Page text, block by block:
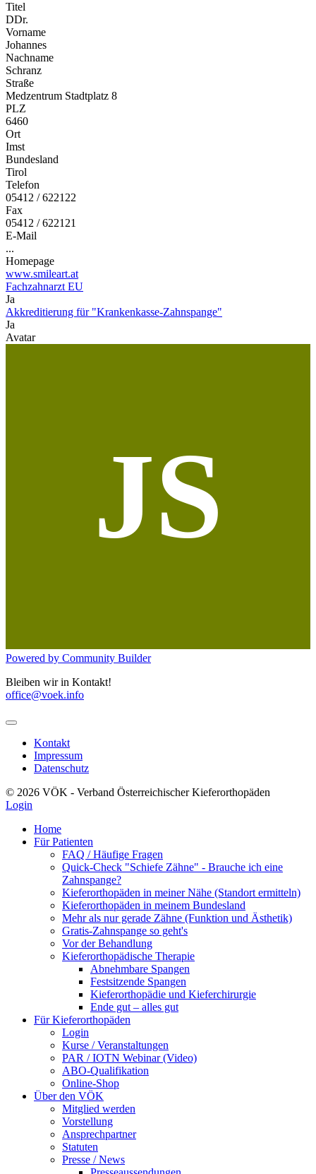
Titel
DDr.
Vorname
Johannes
Nachname
Schranz
Straße
Medzentrum Stadtplatz 8
PLZ
6460
Ort
Imst
Bundesland
Tirol
Telefon
05412 / 622122
Fax
05412 / 622121
E-Mail
...
Homepage
www.smileart.at
Fachzahnarzt EU
Ja
Akkreditierung für "Krankenkasse-Zahnspange"
Ja
Avatar
JS
Powered by Community Builder
Bleiben wir in Kontakt!
office@voek.info
Kontakt
Impressum
Datenschutz
© 2026 VÖK - Verband Österreichischer Kieferorthopäden
Login
Home
Für Patienten
FAQ / Häufige Fragen
Quick-Check "Schiefe Zähne" - Brauche ich eine
Zahnspange?
Kieferorthopäden in meiner Nähe (Standort ermitteln)
Kieferorthopäden in meinem Bundesland
Mehr als nur gerade Zähne (Funktion und Ästhetik)
Gratis-Zahnspange so geht's
Vor der Behandlung
Kieferorthopädische Therapie
Abnehmbare Spangen
Festsitzende Spangen
Kieferorthopädie und Kieferchirurgie
Ende gut – alles gut
Für Kieferorthopäden
Login
Kurse / Veranstaltungen
PAR / IOTN Webinar (Video)
ABO-Qualifikation
Online-Shop
Über den VÖK
Mitglied werden
Vorstellung
Ansprechpartner
Statuten
Presse / News